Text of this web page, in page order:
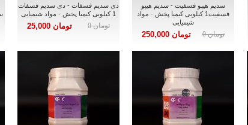
سدیم هیپو فسفیت - سدیم هیپو
فسفیت1 کیلویی کیمیا پخش - مواد
شیمیایی
تومان 0 تومان 250,000
دی سدیم فسفات - دی سدیم فسفات
1 کیلویی کیمیا پخش - مواد شیمیایی
تومان 0 تومان 25,000